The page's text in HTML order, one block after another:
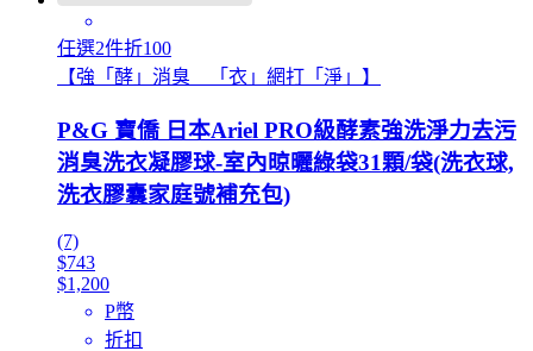
任選2件折100
【強「酵」消臭 「衣」網打「淨」】
P&G 寶僑 日本Ariel PRO級酵素強洗淨力去污
消臭洗衣凝膠球-室內晾曬綠袋31顆/袋(洗衣球,
洗衣膠囊家庭號補充包)
(7)
$743
$1,200
P幣
折扣